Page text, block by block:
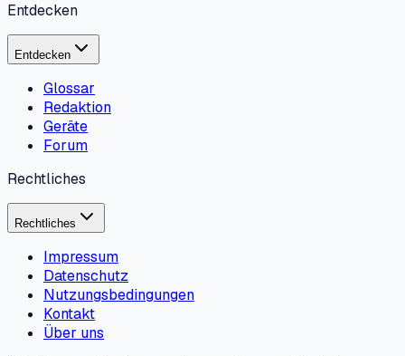
Entdecken
Entdecken
Glossar
Redaktion
Geräte
Forum
Rechtliches
Rechtliches
Impressum
Datenschutz
Nutzungsbedingungen
Kontakt
Über uns